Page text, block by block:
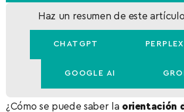
Haz un resumen de este
CHATGPT
GOOGLE AI
¿Cómo se puede saber la orientación